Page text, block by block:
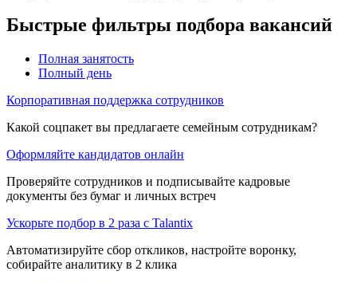
Быстрые фильтры подбора вакансий
Полная занятость
Полный день
Корпоративная поддержка сотрудников
Какой соцпакет вы предлагаете семейным сотрудникам?
Оформляйте кандидатов онлайн
Проверяйте сотрудников и подписывайте кадровые
документы без бумаг и личных встреч
Ускорьте подбор в 2 раза с Talantix
Автоматизируйте сбор откликов, настройте воронку,
собирайте аналитику в 2 клика